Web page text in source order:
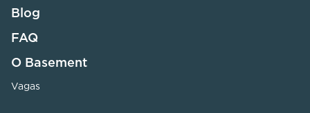
Blog
FAQ
O Basement
Vagas